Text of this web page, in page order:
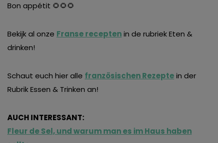
Bon appétit 🌻🌻🌻
Bekijk al onze Franse receptenin de rubriek Eten &
drinken!
Schaut euch hier alle französischen Rezeptein der
Rubrik Essen & Trinken an!
AUCH INTERESSANT:
Fleur de Sel, und warum man es im Haus haben